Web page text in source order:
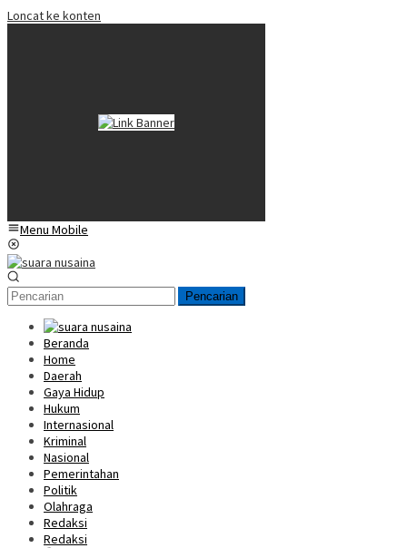
Loncat ke konten
Menu Mobile
Pencarian
Beranda
Home
Daerah
Gaya Hidup
Hukum
Internasional
Kriminal
Nasional
Pemerintahan
Politik
Olahraga
Redaksi
Redaksi